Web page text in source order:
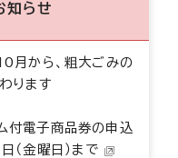
知らせ
月から、粗大ごみの
ります
付電子商品券の申込
（金曜日）まで